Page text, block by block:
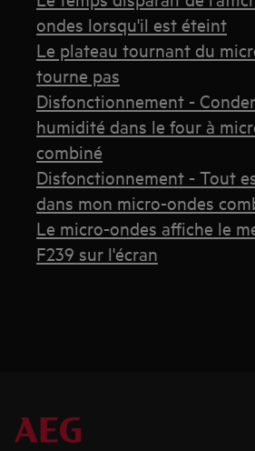
ondes lorsqu'il est éteint
Le plateau tournant du
tourne pas
Disfonctionnement -
humidité dans le four à
combiné
Disfonctionnement - Tout
dans mon micro-ondes
Le micro-ondes affiche le
F239 sur l'écran